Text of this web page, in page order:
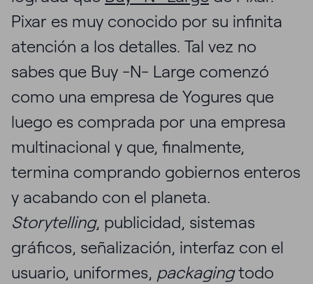
Pixar es muy conocido por su infinita
atención a los detalles. Tal vez no
sabes que Buy -N- Large comenzó
como una empresa de Yogures que
luego es comprada por una empresa
multinacional y que, finalmente,
termina comprando gobiernos enteros
y acabando con el planeta.
Storytelling, publicidad, sistemas
gráficos, señalización, interfaz con el
usuario, uniformes, packagingtodo